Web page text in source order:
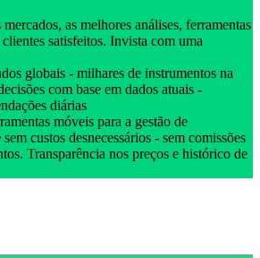
as melhores análises, ferramentas
satisfeitos. Invista com uma
globais - milhares de instrumentos na
com base em dados atuais -
diárias
móveis para a gestão de
custos desnecessários - sem comissões
Transparência nos preços e histórico de